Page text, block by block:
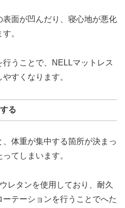
面が凹んだり、寝心地が悪化
。
うことで、NELLマットレス
すくなります。
る
体重が集中する箇所が決まっ
てしまいます。
レタンを使用しており、耐久
テーションを行うことでへた